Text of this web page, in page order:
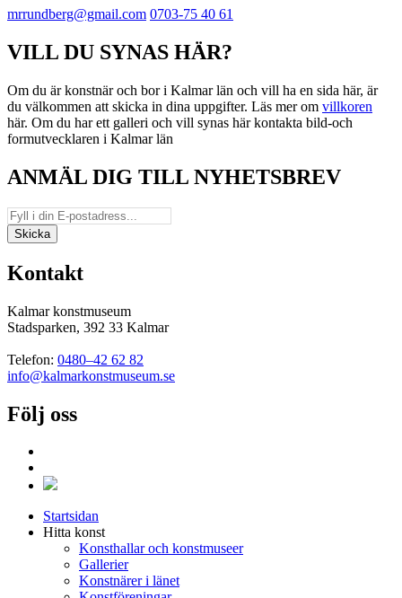
mrrundberg@gmail.com 0703-75 40 61
VILL DU SYNAS HÄR?
Om du är konstnär och bor i Kalmar län och vill ha en sida här, är
du välkommen att skicka in dina uppgifter. Läs mer om villkoren
här. Om du har ett galleri och vill synas här kontakta bild-och
formutvecklaren i Kalmar län
ANMÄL DIG TILL NYHETSBREV
Kontakt
Kalmar konstmuseum
Stadsparken, 392 33 Kalmar
Telefon: 0480–42 62 82
info@kalmarkonstmuseum.se
Följ oss
Startsidan
Hitta konst
Konsthallar och konstmuseer
Gallerier
Konstnärer i länet